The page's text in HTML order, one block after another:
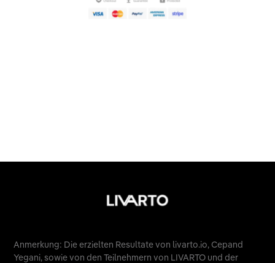
Anmerkung: Die erzielten Resultate von livarto.io, Cepand
Yegani, sowie von den Teilnehmern von LIVARTO und der